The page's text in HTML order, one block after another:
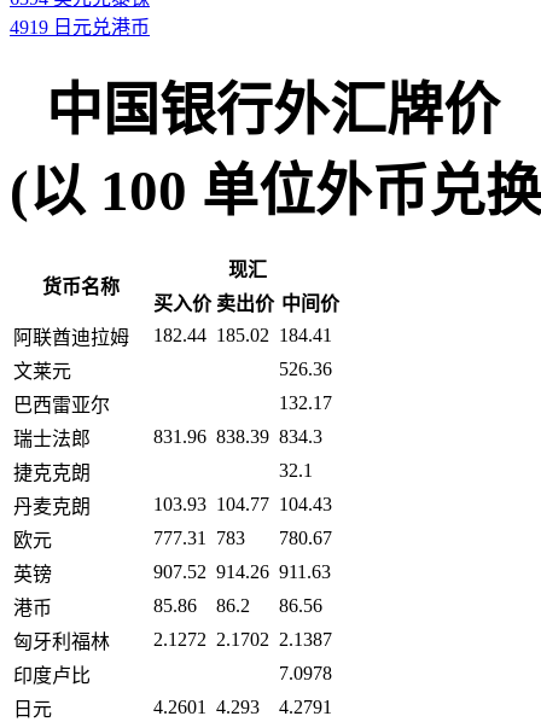
4919 日元兑港币
中国银行外汇牌价
(以 100 单位外币兑
货币名称
现汇
买入价 卖出价 中间价
阿联酋迪拉姆
182.44 185.02 184.41
文莱元
526.36
巴西雷亚尔
132.17
瑞士法郎
831.96 838.39 834.3
捷克克朗
32.1
丹麦克朗
103.93 104.77 104.43
欧元
777.31 783
780.67
英镑
907.52 914.26 911.63
港币
85.86 86.2
86.56
匈牙利福林
2.1272 2.1702 2.1387
印度卢比
7.0978
日元
4.2601 4.293
4.2791